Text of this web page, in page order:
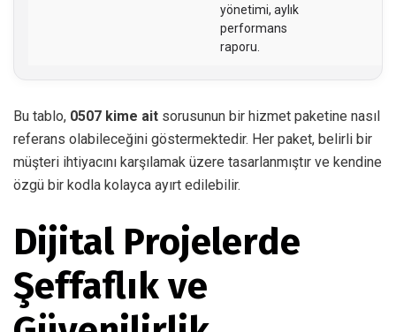
yönetimi, aylık
performans
raporu.
Bu tablo, 0507 kime ait sorusunun bir hizmet paketine nasıl
referans olabileceğini göstermektedir. Her paket, belirli bir
müşteri ihtiyacını karşılamak üzere tasarlanmıştır ve kendine
özgü bir kodla kolayca ayırt edilebilir.
Dijital Projelerde
Şeffaflık ve